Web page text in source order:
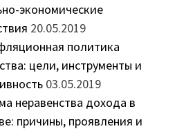
экономические
20.05.2019
политика
цели, инструменты и
03.05.2019
неравенства дохода в
причины, проявления и